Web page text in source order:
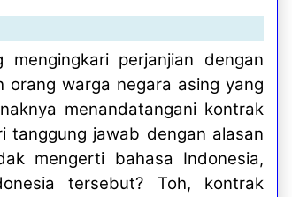
perjanjian dengan
orang warga negara asing yang
menandatangani kontrak
tanggung jawab dengan alasan
mengerti bahasa Indonesia,
tersebut? Toh, kontrak